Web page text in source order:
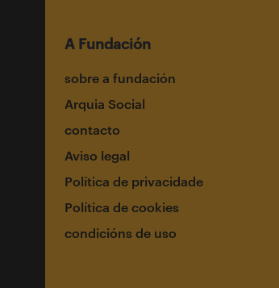
A Fundación
sobre a fundación
Arquia Social
contacto
Aviso legal
Política de privacidade
Política de cookies
condicións de uso